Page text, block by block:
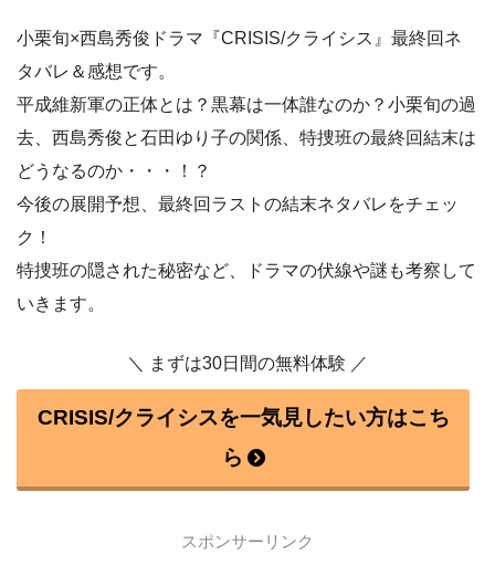
小栗旬×西島秀俊ドラマ『CRISIS/クライシス』最終回ネ
タバレ＆感想です。
平成維新軍の正体とは？黒幕は一体誰なのか？小栗旬の過
去、西島秀俊と石田ゆり子の関係、特捜班の最終回結末は
どうなるのか・・・！？
今後の展開予想、最終回ラストの結末ネタバレをチェッ
ク！
特捜班の隠された秘密など、ドラマの伏線や謎も考察して
いきます。
＼ まずは30日間の無料体験 ／
CRISIS/クライシスを一気見したい方はこち
ら
スポンサーリンク